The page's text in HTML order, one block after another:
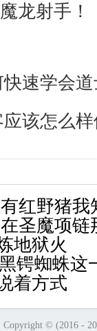
龙射手！
速学会
该怎么
红野猪我
圣魔项链
地狱火
锷蜘蛛这
着方式
Copyright © (2016 -